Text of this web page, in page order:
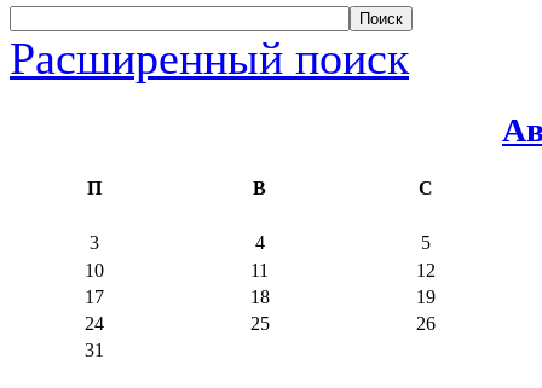
Расширенный поиск
П В С
3 4
5
10
11
12
17
18
19
24
25
26
31